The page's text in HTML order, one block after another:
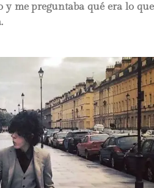
y me preguntaba qué era lo que